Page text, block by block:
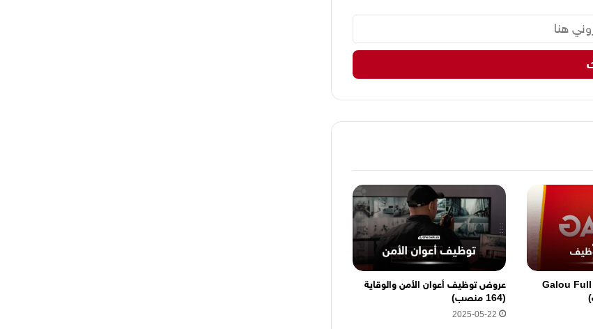
عروض توظيف بشركة Galou Full
عروض توظيف أعوان الأمن والوقاية
(164 منصب)
2025-05-22